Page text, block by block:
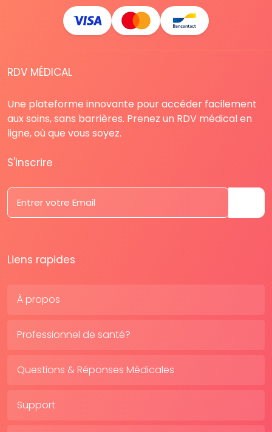
RDV MÉDICAL
Une plateforme innovante pour accéder facilement
aux soins, sans barrières. Prenez un RDV médical en
ligne, où que vous soyez.
S'inscrire
Liens rapides
À propos
Professionnel de santé?
Questions & Réponses Médicales
Support